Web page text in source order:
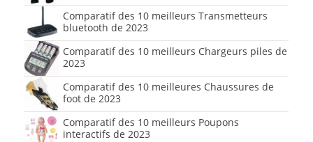
Comparatif des 10 meilleurs Transmetteurs
bluetooth de 2023
Comparatif des 10 meilleurs Chargeurs piles de
2023
Comparatif des 10 meilleures Chaussures de
foot de 2023
Comparatif des 10 meilleurs Poupons
interactifs de 2023